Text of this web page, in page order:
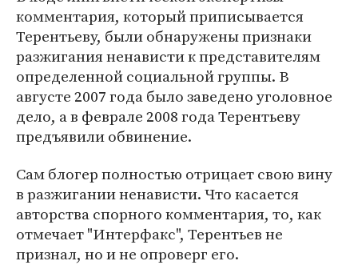
комментария, который приписывается
Терентьеву, были обнаружены признаки
разжигания ненависти к представителям
определенной социальной группы. В
августе 2007 года было заведено уголовное
дело, а в феврале 2008 года Терентьеву
предъявили обвинение.
Сам блогер полностью отрицает свою вину
в разжигании ненависти. Что касается
авторства спорного комментария, то, как
отмечает "Интерфакс", Терентьев не
признал, но и не опроверг его.